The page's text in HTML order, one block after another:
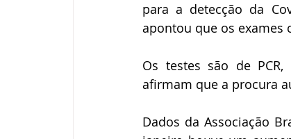
para a detecção da
apontou que os exames
Os testes são de
afirmam que a procura
Dados da Associação